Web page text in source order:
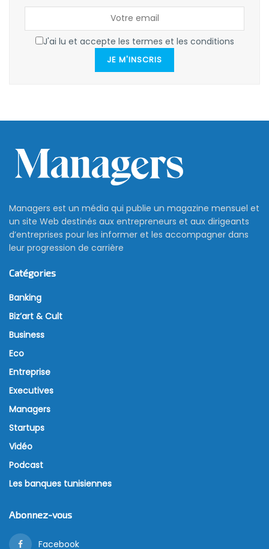
J'ai lu et accepte les termes et les conditions
JE M'INSCRIS
Managers est un média qui publie un magazine mensuel et
un site Web destinés aux entrepreneurs et aux dirigeants
d’entreprises pour les informer et les accompagner dans
leur progression de carrière
Catégories
Banking
Biz’art & Cult
Business
Eco
Entreprise
Executives
Managers
Startups
Vidéo
Podcast
Les banques tunisiennes
Abonnez-vous
Facebook